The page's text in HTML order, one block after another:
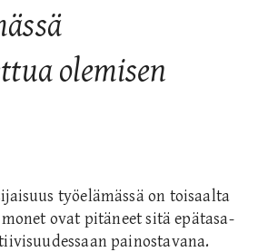
olemisen
työelämässä on toisaalta
ovat pitäneet sitä epätasa-
painostavana.